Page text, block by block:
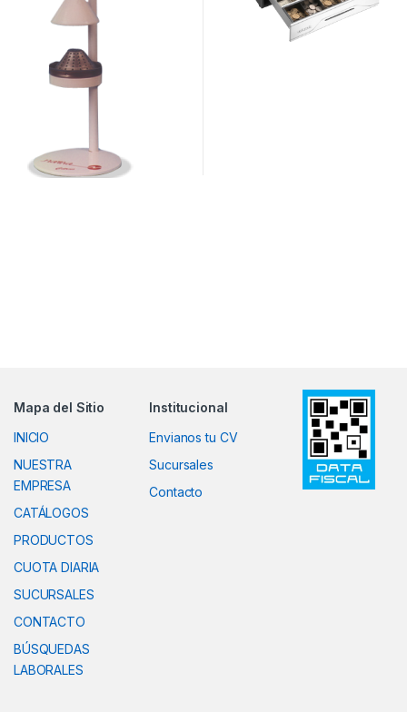
Mapa del Sitio
INICIO
NUESTRA
EMPRESA
CATÁLOGOS
PRODUCTOS
CUOTA DIARIA
SUCURSALES
CONTACTO
BÚSQUEDAS
LABORALES
Institucional
Envianos tu CV
Sucursales
Contacto